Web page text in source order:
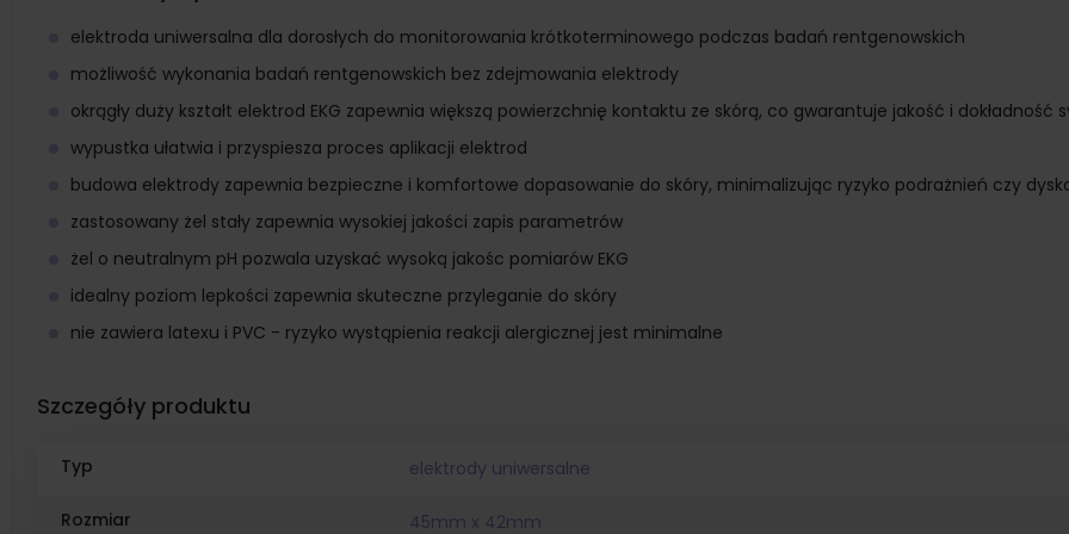
elektroda uniwersalna dla dorosłych do monitorowania krótkoterminowego podczas badań rentgenowskich
możliwość wykonania badań rentgenowskich bez zdejmowania elektrody
okrągły duży kształt elektrod EKG zapewnia większą powierzchnię kontaktu ze skórą, co gwarantuje jakość i dokładność
wypustka ułatwia i przyspiesza proces aplikacji elektrod
budowa elektrody zapewnia bezpieczne i komfortowe dopasowanie do skóry, minimalizując ryzyko podrażnień czy
zastosowany żel stały zapewnia wysokiej jakości zapis parametrów
żel o neutralnym pH pozwala uzyskać wysoką jakośc pomiarów EKG
idealny poziom lepkości zapewnia skuteczne przyleganie do skóry
nie zawiera latexu i PVC - ryzyko wystąpienia reakcji alergicznej jest minimalne
Szczegóły produktu
Typ elektrody uniwersalne
Rozmiar 45mm x 42mm